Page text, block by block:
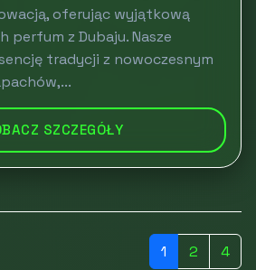
oferując wyjątkową
perfum z Dubaju. Nasze
tradycji z nowoczesnym
SZCZEGÓŁY
1 2 4